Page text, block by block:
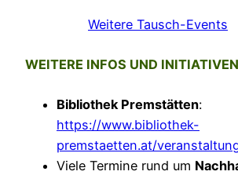
Weitere Tausch-Events
WEITERE INFOS UND
Bibliothek Premstätten:
https://www.bibliothek-
premstaetten.at/
Viele Termine rund um